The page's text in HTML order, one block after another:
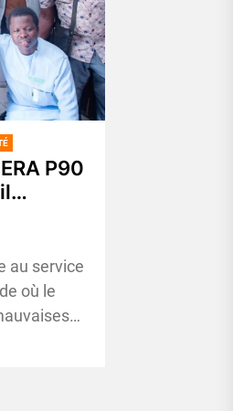
P90
booster
au service
où le